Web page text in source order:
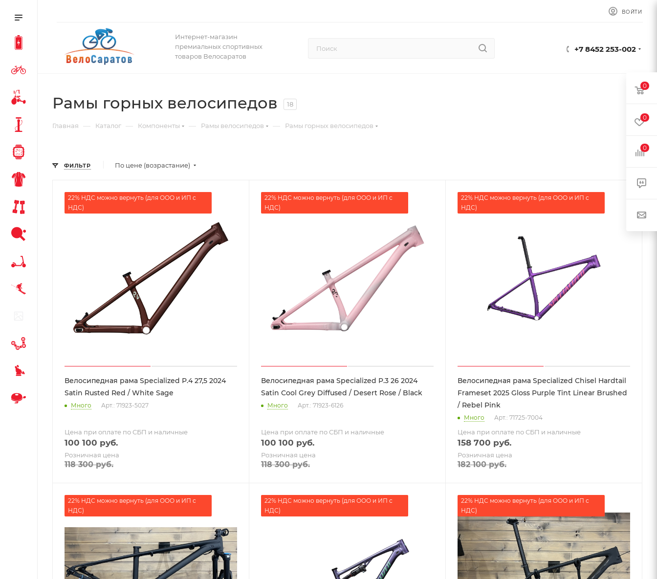
ВОЙТИ
Интернет-магазин
премиальных спортивных
товаров Велосаратов
+7 8452 253-002
Рамы горных велосипедов 18
Главная — Каталог — Компоненты — Рамы велосипедов — Рамы горных велосипедов
ФИЛЬТР По цене (возрастание)
22% НДС можно вернуть (для ООО и ИП с
НДС)
Велосипедная рама Specialized P.4 27,5 2024
Satin Rusted Red / White Sage
Много Арт.: 71923-5027
Цена при оплате по СБП и наличные
100 100 руб.
Розничная цена
118 300руб.
22% НДС можно вернуть (для ООО и ИП с
НДС)
Велосипедная рама Specialized P.3 26 2024
Satin Cool Grey Diffused / Desert Rose / Black
Много Арт.: 71923-6126
Цена при оплате по СБП и наличные
100 100 руб.
Розничная цена
118 300руб.
22% НДС можно вернуть (для ООО и ИП с
НДС)
Велосипедная рама Specialized Chisel Hardtail
Frameset 2025 Gloss Purple Tint Linear Brushed
/ Rebel Pink
Много Арт.: 71725-7004
Цена при оплате по СБП и наличные
158 700 руб.
Розничная цена
182 100руб.
22% НДС можно вернуть (для ООО и ИП с
НДС)
22% НДС можно вернуть (для ООО и ИП с
НДС)
22% НДС можно вернуть (для ООО и ИП с
НДС)
0
0
0